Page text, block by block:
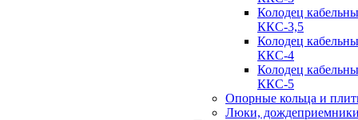
Колодец
ККС-3,5
Колодец
ККС-4
Колодец
ККС-5
Опорные кольца и
Люки,